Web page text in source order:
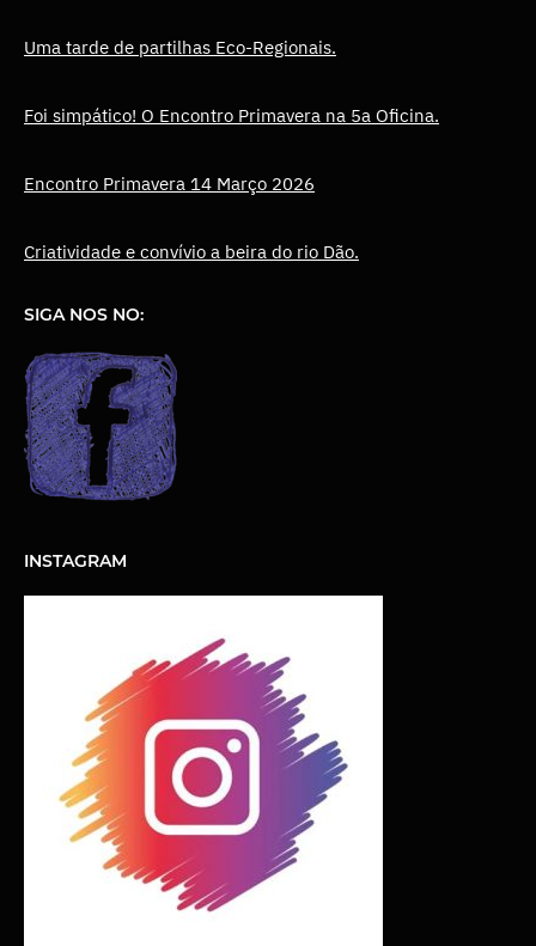
Uma tarde de partilhas Eco-Regionais.
Foi simpático! O Encontro Primavera na 5a Oficina.
Encontro Primavera 14 Março 2026
Criatividade e convívio a beira do rio Dão.
SIGA NOS NO:
INSTAGRAM